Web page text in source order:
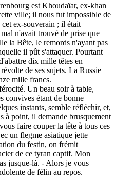
est Khoudaïar, ex-khan
ville; il nous fut impossible de
ex-souverain ; il était
n'avait trouvé de prise que
la Bête, le remords n'ayant pas
il pût s'attaquer. Pourtant
dix mille têtes en
de ses sujets. La Russie
mille francs.
Un beau soir à table,
convives étant de bonne
instants, semble réfléchir, et,
à point, il demande brusquement
faire couper la tête à tous ces
un flegme asiatique jette
du festin, on frémit
de ce tyran captif. Mon
jusque-là. - Alors je vous
de félin au repos.